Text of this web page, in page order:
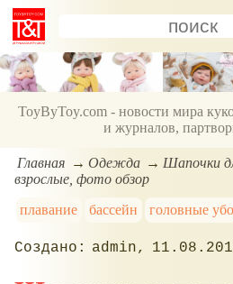
ToyByToy.com - новости мира
и журналов,
Главная Одежда
Шапочки
взрослые, фото обзор
плавание
бассейн головные
admin